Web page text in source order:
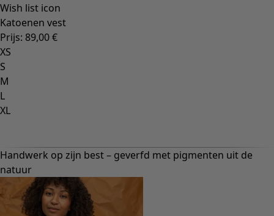
Wish list icon
Katoenen vest
Prijs: 89,00 €
XS
S
M
L
XL
Handwerk op zijn best – geverfd met pigmenten uit de
natuur